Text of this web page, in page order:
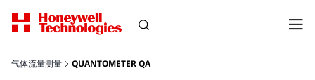
气体流量测量 QUANTOMETER QA